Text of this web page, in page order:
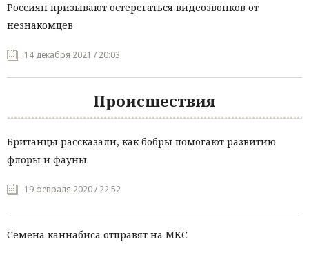
Россиян призывают остерегаться видеозвонков от
незнакомцев
14 декабря 2021 / 20:03
Происшествия
Британцы рассказали, как бобры помогают развитию
флоры и фауны
19 февраля 2020 / 22:52
Семена каннабиса отправят на МКС